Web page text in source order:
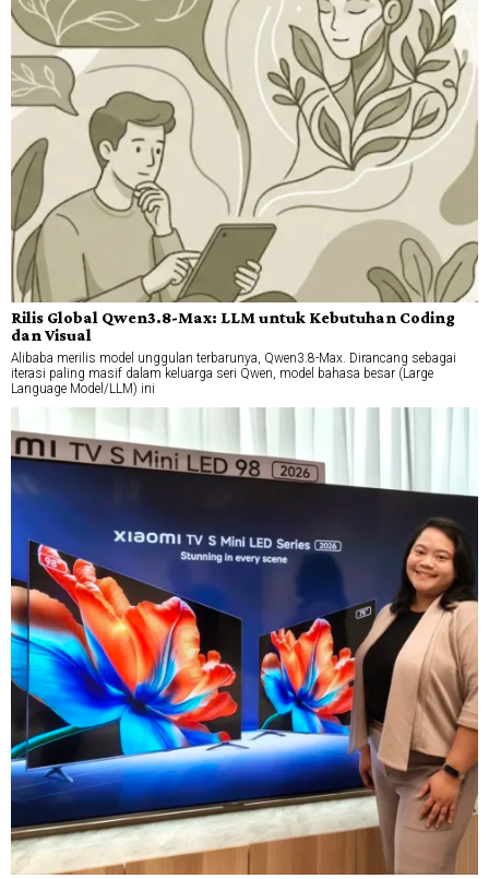
Rilis Global Qwen3.8-Max: LLM untuk Kebutuhan Coding
dan Visual
Alibaba merilis model unggulan terbarunya, Qwen3.8-Max. Dirancang sebagai
iterasi paling masif dalam keluarga seri Qwen, model bahasa besar (Large
Language Model/LLM) ini